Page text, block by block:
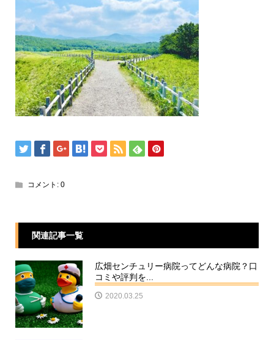
コメント: 0
関連記事一覧
広畑センチュリー病院ってどんな病院？口
コミや評判を...
2020.03.25